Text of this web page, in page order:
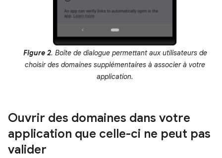
Figure 2. Boîte de dialogue permettant aux utilisateurs de
choisir des domaines supplémentaires à associer à votre
application.
Ouvrir des domaines dans votre
application que celle-ci ne peut pas
valider